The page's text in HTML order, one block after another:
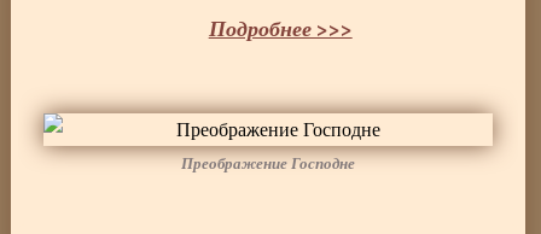
Подробнее >>>
Преображение Господне